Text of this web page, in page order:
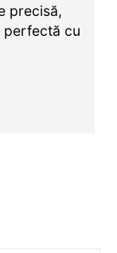
precisă,
perfectă cu